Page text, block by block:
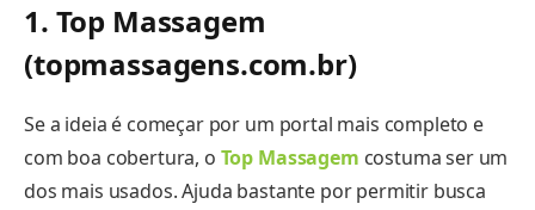
1. Top Massagem
(topmassagens.com.br)
Se a ideia é começar por um portal mais completo e
com boa cobertura, o Top Massagem costuma ser um
dos mais usados. Ajuda bastante por permitir busca